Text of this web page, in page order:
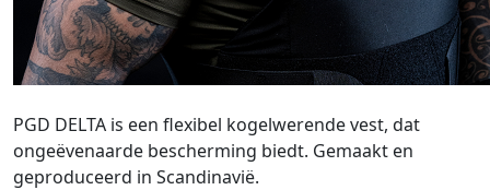
PGD DELTA is een flexibel kogelwerende vest, dat
ongeëvenaarde bescherming biedt. Gemaakt en
geproduceerd in Scandinavië.